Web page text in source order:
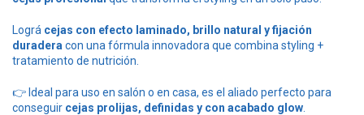
Lográ cejas con efecto laminado, brillo natural y fijación
duradera con una fórmula innovadora que combina styling +
tratamiento de nutrición.
👉 Ideal para uso en salón o en casa, es el aliado perfecto para
conseguir cejas prolijas, definidas y con acabado glow